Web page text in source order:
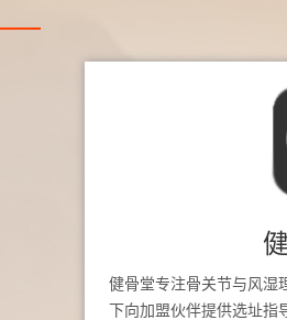
健骨堂专注骨关节与风湿
下向加盟伙伴提供选址指